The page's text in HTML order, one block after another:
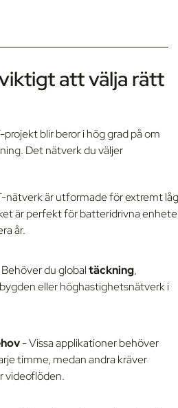
att välja rätt
blir beror i hög grad på om
Det nätverk du väljer
nätverk är utformade för extremt låg
är perfekt för batteridrivna
år.
du globaltäckning,
eller höghastighetsnätverk i
- Vissa applikationer behöver
timme, medan andra kräver
videoflöden.